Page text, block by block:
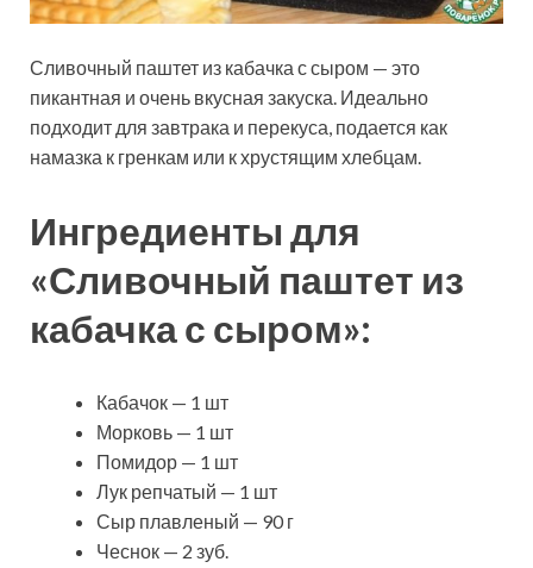
Сливочный паштет из кабачка с сыром — это
пикантная и очень вкусная закуска. Идеально
подходит для завтрака и перекуса, подается как
намазка к гренкам или к хрустящим хлебцам.
Ингредиенты для
«Сливочный паштет из
кабачка с сыром»:
Кабачок — 1 шт
Морковь — 1 шт
Помидор — 1 шт
Лук репчатый — 1 шт
Сыр плавленый — 90 г
Чеснок — 2 зуб.